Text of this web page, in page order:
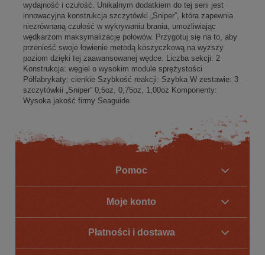
wydajność i czułość. Unikalnym dodatkiem do tej serii jest
innowacyjna konstrukcja szczytówki „Sniper”, która zapewnia
niezrównaną czułość w wykrywaniu brania, umożliwiając
wędkarzom maksymalizację połowów. Przygotuj się na to, aby
przenieść swoje łowienie metodą koszyczkową na wyższy
poziom dzięki tej zaawansowanej wędce. Liczba sekcji: 2
Konstrukcja: węgiel o wysokim module sprężystości
Półfabrykaty: cienkie Szybkość reakcji: Szybka W zestawie: 3
szczytówkii „Sniper” 0,5oz, 0,75oz, 1,00oz Komponenty:
Wysoka jakość firmy Seaguide
Pomoc
Moje konto
Płatności i dostawa